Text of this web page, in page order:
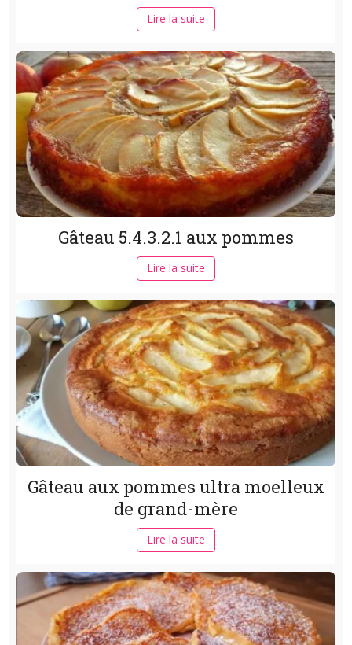
Lire la suite
Gâteau 5.4.3.2.1 aux pommes
Lire la suite
Gâteau aux pommes ultra moelleux
de grand-mère
Lire la suite